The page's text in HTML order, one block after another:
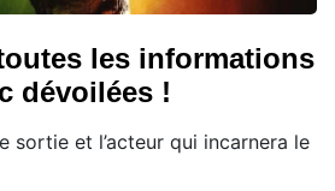
les informations
dévoilées !
sortie et l’acteur qui incarnera le